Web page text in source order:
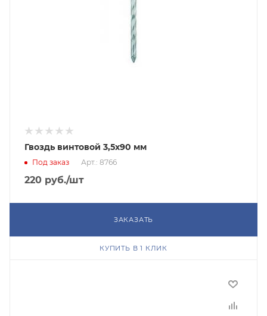
Гвоздь винтовой 3,5х90 мм
Под заказ Арт.: 8766
220 руб./шт
ЗАКАЗАТЬ
КУПИТЬ В 1 КЛИК